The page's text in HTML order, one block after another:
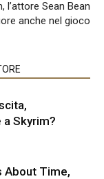
l’attore Sean Bean
anche nel gioco
Skyrim?
About Time,